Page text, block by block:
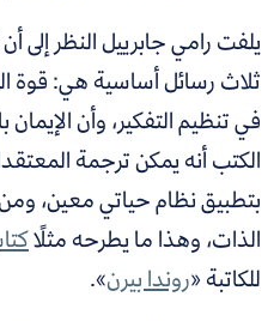
يلفت رامي جابرييل النظر إلى
ثلاث رسائل أساسية هي: قوة
في تنظيم التفكير، وأن
الكتب أنه يمكن ترجمة
بتطبيق نظام حياتي معين،
الذات، وهذا ما يطرحهمثلًا
للكاتبة «روندا بيرن».